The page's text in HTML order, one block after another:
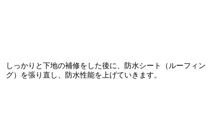
しっかりと下地の補修をした後に、防水シート（ルーフィン
グ）を張り直し、防水性能を上げていきます。